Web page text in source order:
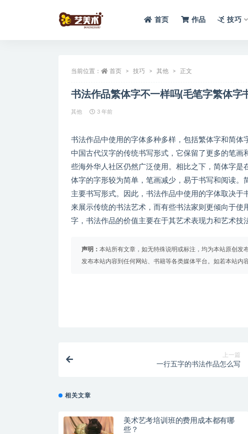
首页 作品 技巧
当前位置： 首页 技巧 其他 正文
书法作品繁体字不一样吗(毛笔字繁体字
其他 3 年前
书法作品中使用的字体多种多样，包括繁体字和简
中国古代汉字的传统书写形式，它保留了更多的笔
些海外华人社区仍然广泛使用。相比之下，简体字
体字的字形较为简单，笔画减少，易于书写和阅读
主要书写形式。因此，书法作品中使用的字体取决
来展示传统的书法艺术，而有些书法家则更倾向于
字，书法作品的价值主要在于其艺术表现力和艺术技
声明： 本站所有文章，如无特殊说明或标注，均为本站原创发
发布本站内容到任何网站、书籍等各类媒体平台。如若本站内
上一篇
一行五字的书法作品怎么写
相关文章
美术艺考培训班的费用成本都有哪
些？